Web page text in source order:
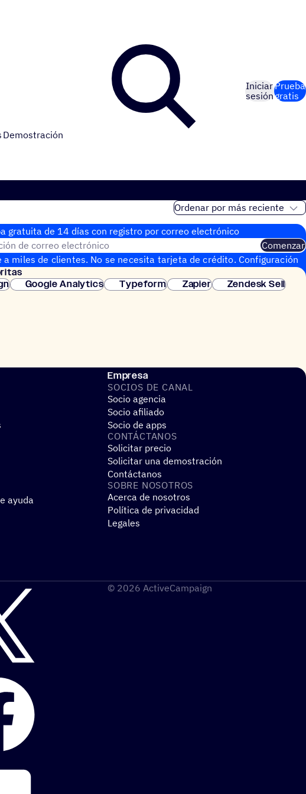
Demostración
Iniciar
sesión
Prueba
gratis
gratuita de 14 días con regis­tro por correo electrónico
de correo electrónico
Comenzar
a miles de clientes. No se necesita tarjeta de crédito. Configuración
Google Analytics Typeform Zapier Zendesk Sell
ayuda
Empresa
SOCIOS DE CANAL
Socio agencia
Socio afiliado
Socio de apps
CONTÁC­TA­NOS
Solicitar precio
Solicitar una demostración
Contáctanos
SOBRE NOSO­TROS
Acerca de nosotros
Política de privacidad
Legales
© 2026 ActiveCampaign